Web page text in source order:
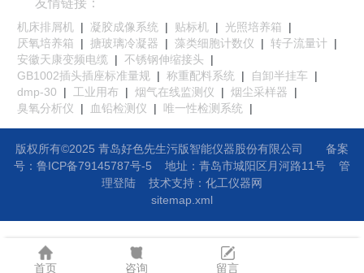
友情链接：
机床排屑机 | 凝胶成像系统 | 贴标机 | 光照培养箱
|
厌氧培养箱
| 搪玻璃冷凝器 | 藻类细胞计数仪 | 转子流量计 |
安徽天康变频电缆 | 不锈钢伸缩接头
|
GB1002插头插座标准量规 | 称重配料系统 | 自卸半挂车
|
dmp-30
| 工业用布 | 烟气在线监测仪 | 烟尘采样器
|
臭氧分析仪
| 血铅检测仪 | 唯一性检测系统 |
版权所有©2025 青岛好色先生污版智能仪器股份有限公司
备案
号：鲁ICP备79145787号-5
地址： 青岛市城阳区月河路11号
管
理登陆技术支持： 化工仪器网
sitemap.xml
首页 咨询 留言
网站地图